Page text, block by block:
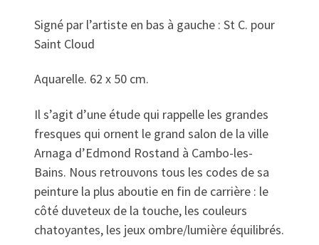
Signé par l’artiste en bas à gauche : St C. pour
Saint Cloud
Aquarelle. 62 x 50 cm.
Il s’agit d’une étude qui rappelle les grandes
fresques qui ornent le grand salon de la ville
Arnaga d’Edmond Rostand à Cambo-les-
Bains. Nous retrouvons tous les codes de sa
peinture la plus aboutie en fin de carrière : le
côté duveteux de la touche, les couleurs
chatoyantes, les jeux ombre/lumière équilibrés.